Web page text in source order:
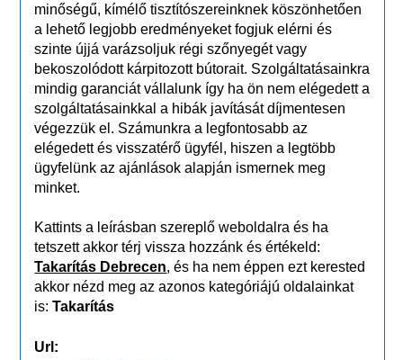
minőségű, kímélő tisztítószereinknek köszönhetően
a lehető legjobb eredményeket fogjuk elérni és
szinte újjá varázsoljuk régi szőnyegét vagy
bekoszolódott kárpitozott bútorait. Szolgáltatásainkra
mindig garanciát vállalunk így ha ön nem elégedett a
szolgáltatásainkkal a hibák javítását díjmentesen
végezzük el. Számunkra a legfontosabb az
elégedett és visszatérő ügyfél, hiszen a legtöbb
ügyfelünk az ajánlások alapján ismernek meg
minket.
Kattints a leírásban szereplő weboldalra és ha
tetszett akkor térj vissza hozzánk és értékeld:
Takarítás Debrecen, és ha nem éppen ezt kerested
akkor nézd meg az azonos kategóriájú oldalainkat
is:Takarítás
Url: